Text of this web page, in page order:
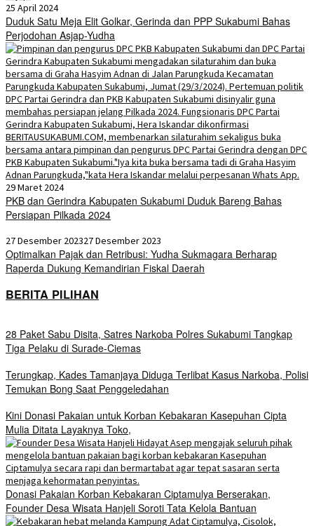
25 April 2024
Duduk Satu Meja Elit Golkar, Gerinda dan PPP Sukabumi Bahas
Perjodohan Asjap-Yudha
29 Maret 2024
PKB dan Gerindra Kabupaten Sukabumi Duduk Bareng Bahas
Persiapan Pilkada 2024
27 Desember 202327 Desember 2023
Optimalkan Pajak dan Retribusi: Yudha Sukmagara Berharap
Raperda Dukung Kemandirian Fiskal Daerah
BERITA PILIHAN
28 Paket Sabu Disita, Satres Narkoba Polres Sukabumi Tangkap
Tiga Pelaku di Surade-Ciemas
Terungkap, Kades Tamanjaya Diduga Terlibat Kasus Narkoba, Polisi
Temukan Bong Saat Penggeledahan
Kini Donasi Pakaian untuk Korban Kebakaran Kasepuhan Cipta
Mulia Ditata Layaknya Toko,
Donasi Pakaian Korban Kebakaran Ciptamulya Berserakan,
Founder Desa Wisata Hanjeli Soroti Tata Kelola Bantuan